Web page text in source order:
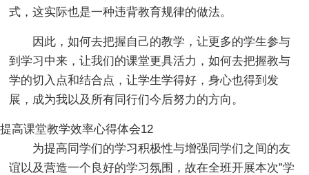
式，这实际也是一种违背教育规律的做法。
因此，如何去把握自己的教学，让更多的学生参与
到学习中来，让我们的课堂更具活力，如何去把握教与
学的切入点和结合点，让学生学得好，身心也得到发
展，成为我以及所有同行们今后努力的方向。
提高课堂教学效率心得体会12
为提高同学们的学习积极性与增强同学们之间的友
谊以及营造一个良好的学习氛围，故在全班开展本次”学